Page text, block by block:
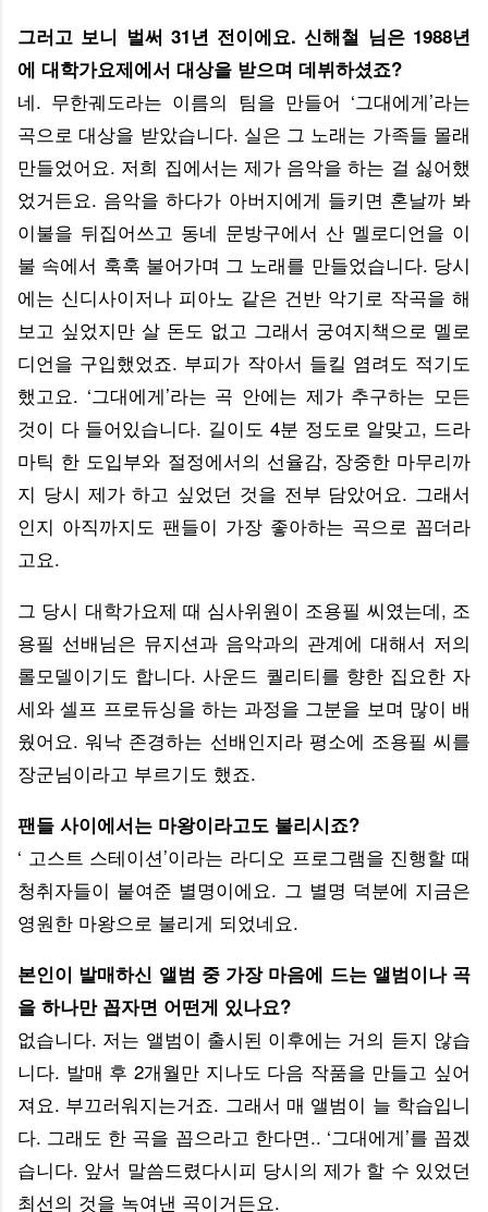
그러고 보니 벌써 31년 전이에요. 신해철 님은 1988년
에 대학가요제에서 대상을 받으며 데뷔하셨죠?
네. 무한궤도라는 이름의 팀을 만들어 ‘그대에게’라는
곡으로 대상을 받았습니다. 실은 그 노래는 가족들 몰래
만들었어요. 저희 집에서는 제가 음악을 하는 걸 싫어했
었거든요. 음악을 하다가 아버지에게 들키면 혼날까 봐
이불을 뒤집어쓰고 동네 문방구에서 산 멜로디언을 이
불 속에서 훅훅 불어가며 그 노래를 만들었습니다. 당시
에는 신디사이저나 피아노 같은 건반 악기로 작곡을 해
보고 싶었지만 살 돈도 없고 그래서 궁여지책으로 멜로
디언을 구입했었죠. 부피가 작아서 들킬 염려도 적기도
했고요. ‘그대에게’라는 곡 안에는 제가 추구하는 모든
것이 다 들어있습니다. 길이도 4분 정도로 알맞고, 드라
마틱 한 도입부와 절정에서의 선율감, 장중한 마무리까
지 당시 제가 하고 싶었던 것을 전부 담았어요. 그래서
인지 아직까지도 팬들이 가장 좋아하는 곡으로 꼽더라
고요.
그 당시 대학가요제 때 심사위원이 조용필 씨였는데, 조
용필 선배님은 뮤지션과 음악과의 관계에 대해서 저의
롤모델이기도 합니다. 사운드 퀄리티를 향한 집요한 자
세와 셀프 프로듀싱을 하는 과정을 그분을 보며 많이 배
웠어요. 워낙 존경하는 선배인지라 평소에 조용필 씨를
장군님이라고 부르기도 했죠.
팬들 사이에서는 마왕이라고도 불리시죠?
‘ 고스트 스테이션’이라는 라디오 프로그램을 진행할 때
청취자들이 붙여준 별명이에요. 그 별명 덕분에 지금은
영원한 마왕으로 불리게 되었네요.
본인이 발매하신 앨범 중 가장 마음에 드는 앨범이나 곡
을 하나만 꼽자면 어떤게 있나요?
없습니다. 저는 앨범이 출시된 이후에는 거의 듣지 않습
니다. 발매 후 2개월만 지나도 다음 작품을 만들고 싶어
져요. 부끄러워지는거죠. 그래서 매 앨범이 늘 학습입니
다. 그래도 한 곡을 꼽으라고 한다면.. ‘그대에게’를 꼽겠
습니다. 앞서 말씀드렸다시피 당시의 제가 할 수 있었던
최선의 것을 녹여낸 곡이거든요.